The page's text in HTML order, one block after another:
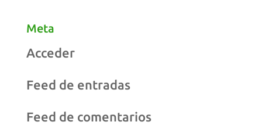
Meta
Acceder
Feed de entradas
Feed de comentarios